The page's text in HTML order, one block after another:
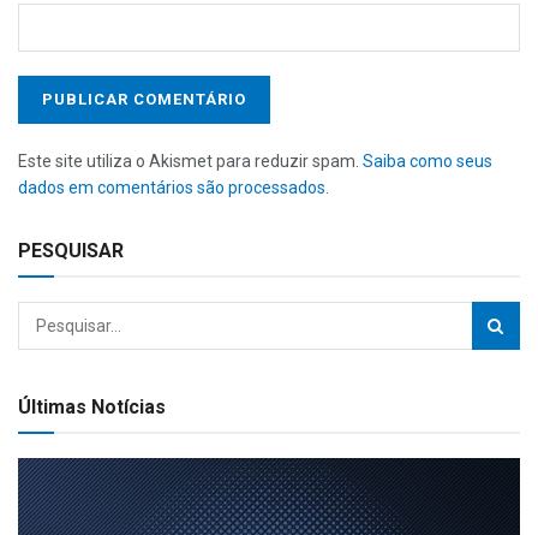
Este site utiliza o Akismet para reduzir spam. Saiba como seus
dados em comentários são processados
PESQUISAR
Últimas Notícias